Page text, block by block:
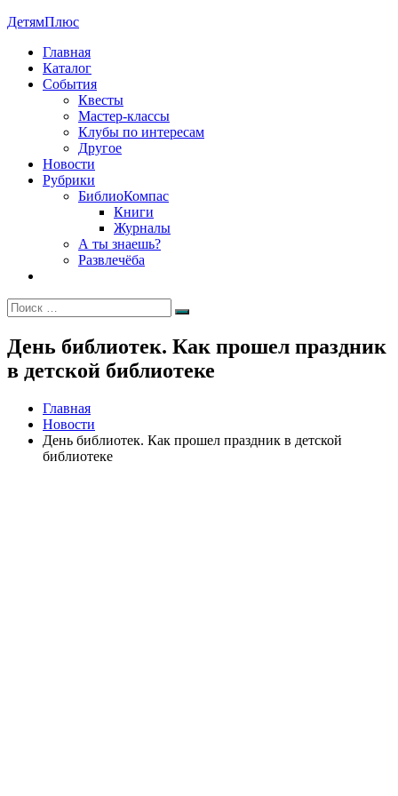
Перейти
содержимому
ДетямПлюс
Главная
Каталог
События
Квесты
Мастер-классы
Клубы по интересам
Другое
Новости
Рубрики
БиблиоКомпас
Книги
Журналы
А ты знаешь?
Развлечёба
Искать:
Поиск
День библиотек. Как прошел праздник
в детской библиотеке
Главная
Новости
День библиотек. Как прошел праздник в детской
библиотеке